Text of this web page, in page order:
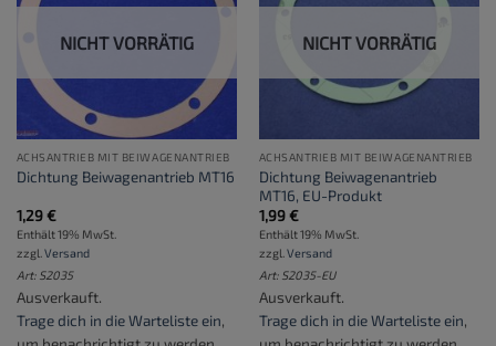
NICHT VORRÄTIG
ACHSANTRIEB MIT BEIWAGENANTRIEB
Dichtung Beiwagenantrieb MT16
1,29€
Enthält 19% MwSt.
zzgl. Versand
Art: S2035
Ausverkauft.
Trage dich in die Warteliste ein,
NICHT VORRÄTIG
ACHSANTRIEB MIT BEIWAGENANTRIEB
Dichtung Beiwagenantrieb
MT16, EU-Produkt
1,99€
Enthält 19% MwSt.
zzgl. Versand
Art: S2035-EU
Ausverkauft.
Trage dich in die Warteliste ein,